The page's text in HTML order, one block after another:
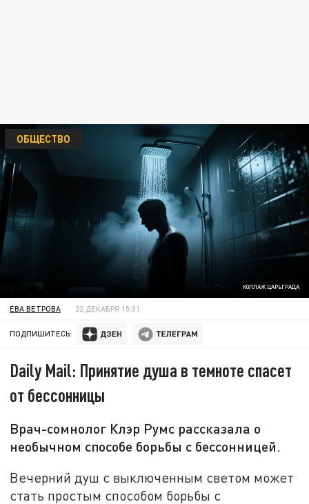
КОЛЛАЖ ЦАРЬГРАДА
ОБЩЕСТВО
ЕВА ВЕТРОВА 22 ДЕКАБРЯ 15:31
ПОДПИШИТЕСЬ:
Daily Mail: Принятие душа в темноте спасет
от бессонницы
Врач-сомнолог Клэр Румс рассказала о
необычном способе борьбы с бессонницей.
Вечерний душ с выключенным светом может
стать простым способом борьбы с